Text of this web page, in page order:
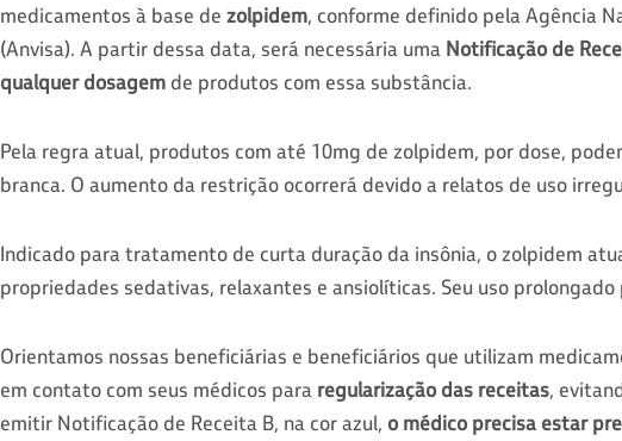
medicamentos à base de zolpidem, conforme definido pela Agência
(Anvisa). A partir dessa data, será necessária uma Notificação de
qualquer dosagem de produtos com essa substância.
Pela regra atual, produtos com até 10mg de zolpidem, por dose,
branca. O aumento da restrição ocorrerá devido a relatos de uso
Indicado para tratamento de curta duração da insônia, o zolpidem
propriedades sedativas, relaxantes e ansiolíticas. Seu uso
Orientamos nossas beneficiárias e beneficiários que utilizam
em contato com seus médicos para regularização das receitas,
emitir Notificação de Receita B, na cor azul, o médico precisa estar